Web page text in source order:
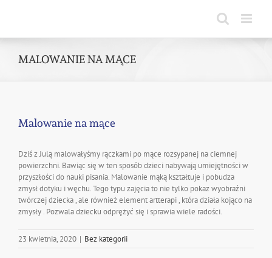
MALOWANIE NA MĄCE
Malowanie na mące
Dziś z Julą malowałyśmy rączkami po mące rozsypanej na ciemnej
powierzchni. Bawiąc się w ten sposób dzieci nabywają umiejętności w
przyszłości do nauki pisania. Malowanie mąką kształtuje i pobudza
zmysł dotyku i węchu. Tego typu zajęcia to nie tylko pokaz wyobraźni
twórczej dziecka , ale również element artterapi , która działa kojąco na
zmysły . Pozwala dziecku odprężyć się i sprawia wiele radości.
23 kwietnia, 2020 | Bez kategorii